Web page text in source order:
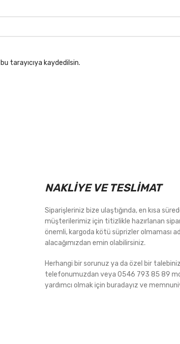
tarayıcıya kaydedilsin.
NAKLİYE VE TESLİMAT
Siparişleriniz bize ulaştığında, en kısa
müşterilerimiz için titizlikle hazırlanan
önemli, kargoda kötü süprizler olmaması
alacağımızdan emin olabilirsiniz.
Herhangi bir sorunuz ya da özel bir
telefonumuzdan veya 0546 793 85 89
yardımcı olmak için buradayız ve